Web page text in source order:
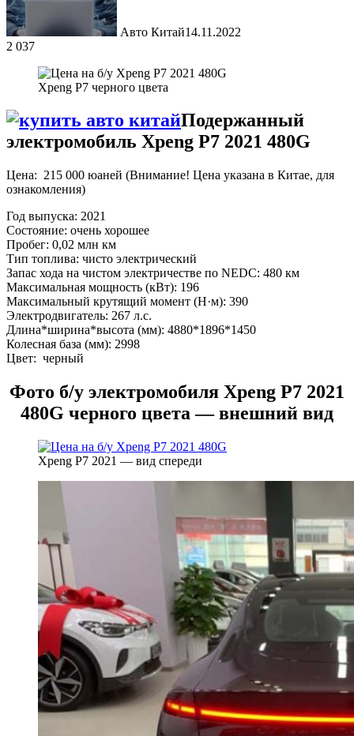
Авто Китай14.11.2022
2 037
Xpeng P7 черного цвета
Подержанный
электромобиль Xpeng P7 2021 480G
Цена: 215 000 юаней (Внимание! Цена указана в Китае, для
ознакомления)
Год выпуска: 2021
Состояние: очень хорошее
Пробег: 0,02 млн км
Тип топлива: чисто электрический
Запас хода на чистом электричестве по NEDC: 480 км
Максимальная мощность (кВт): 196
Максимальный крутящий момент (Н·м): 390
Электродвигатель: 267 л.с.
Длина*ширина*высота (мм): 4880*1896*1450
Колесная база (мм): 2998
Цвет: черный
Фото б/у электромобиля Xpeng P7 2021
480G черного цвета — внешний вид
Xpeng P7 2021 — вид спереди